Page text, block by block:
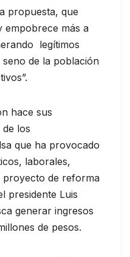
propuesta, que
empobrece más a
legítimos
de la población
hace sus
de los
que ha provocado
laborales,
proyecto de reforma
presidente Luis
generar ingresos
de pesos.